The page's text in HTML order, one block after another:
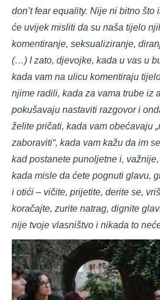
don’t fear equality. Nije ni bitno što
će uvijek misliti da su naša tijelo
komentiranje, seksualiziranje,
(…) I zato, djevojke, kada u vas u
kada vam na ulicu komentiraju
njime radili, kada za vama trube iz
pokušavaju nastaviti razgovor i
želite pričati, kada vam obećavaju
zaboraviti“, kada vam kažu da im
kad postanete punoljetne i,
kada misle da ćete pognuti glavu,
i otići – vičite, prijetite, derite se,
koračajte, zurite natrag, dignite
nije tvoje vlasništvo i nikada to